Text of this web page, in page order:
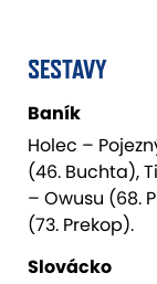
SESTAVY
Baník
Holec –
(46. Buchta),
– Owusu (68.
(73. Prekop).
Slovácko